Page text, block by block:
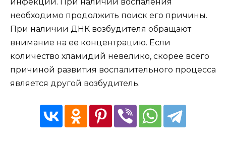
необходимо продолжить поиск его причины.
При наличии ДНК возбудителя обращают
внимание на ее концентрацию. Если
количество хламидий невелико, скорее всего
причиной развития воспалительного процесса
является другой возбудитель.